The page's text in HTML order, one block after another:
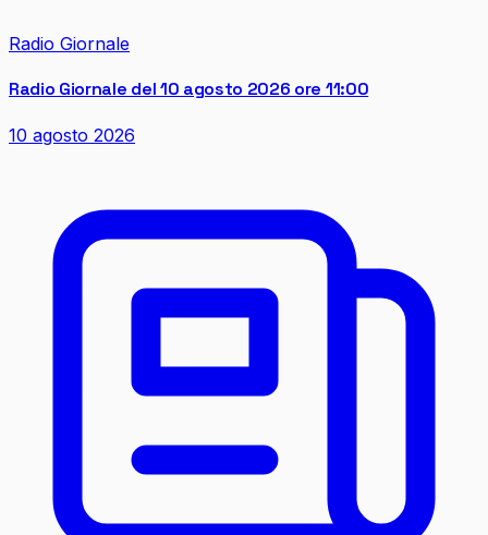
Radio Giornale
Radio Giornale del 10 agosto 2026 ore 11:00
10 agosto 2026